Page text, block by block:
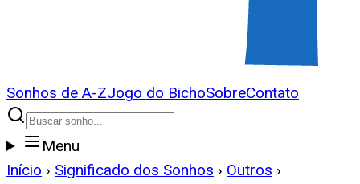
Sonhos de A-ZJogo do BichoSobreContato
Menu
Início › Significado dos Sonhos › Outros ›